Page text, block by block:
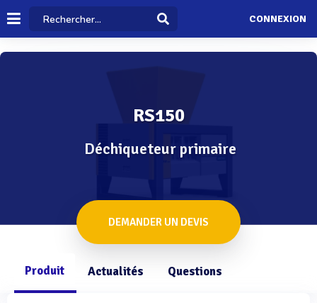
CONNEXION
RS150
Déchiqueteur primaire
DEMANDER UN DEVIS
Produit Actualités Questions